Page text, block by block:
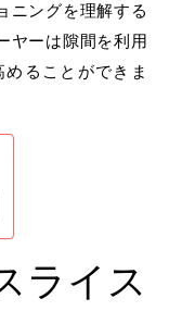
ニングを理解する
ヤーは隙間を利用
ることができま
ライス